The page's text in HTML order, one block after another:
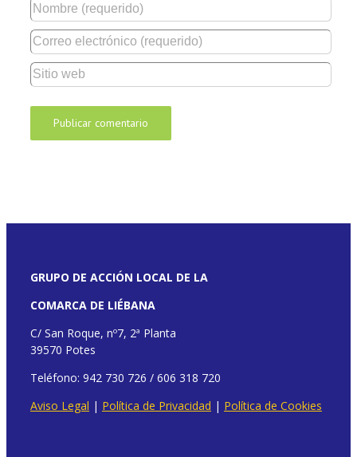
GRUPO DE ACCIÓN LOCAL DE LA
COMARCA DE LIÉBANA
C/ San Roque, nº7, 2ª Planta
39570 Potes
Teléfono: 942 730 726 / 606 318 720
Aviso Legal | Política de Privacidad | Política de Cookies